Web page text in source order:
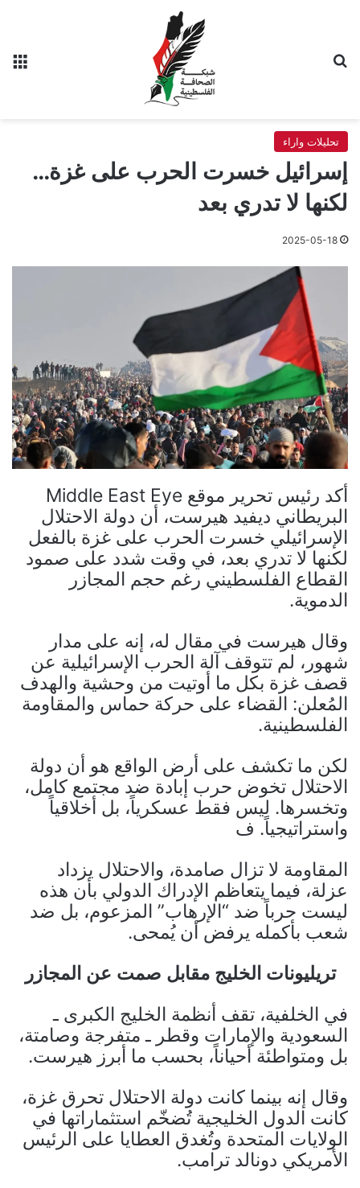
تحليلات واراء
إسرائيل خسرت الحرب على غزة…
لكنها لا تدري بعد
2025-05-18
أكد رئيس تحرير موقع Middle East Eye
البريطاني ديفيد هيرست، أن دولة الاحتلال
الإسرائيلي خسرت الحرب على غزة بالفعل
لكنها لا تدري بعد، في وقت شدد على صمود
القطاع الفلسطيني رغم حجم المجازر
الدموية.
وقال هيرست في مقال له، إنه على مدار
شهور، لم تتوقف آلة الحرب الإسرائيلية عن
قصف غزة بكل ما أوتيت من وحشية والهدف
المُعلن: القضاء على حركة حماس والمقاومة
الفلسطينية.
لكن ما تكشف على أرض الواقع هو أن دولة
الاحتلال تخوض حرب إبادة ضد مجتمع كامل،
وتخسرها. ليس فقط عسكرياً، بل أخلاقياً
واستراتيجياً. ف
المقاومة لا تزال صامدة، والاحتلال يزداد
عزلة، فيما يتعاظم الإدراك الدولي بأن هذه
ليست حرباً ضد “الإرهاب” المزعوم، بل ضد
شعب بأكمله يرفض أن يُمحى.
تريليونات الخليج مقابل صمت عن المجازر
في الخلفية، تقف أنظمة الخليج الكبرى ـ
السعودية والإمارات وقطر ـ متفرجة وصامتة،
بل ومتواطئة أحياناً، بحسب ما أبرز هيرست.
وقال إنه بينما كانت دولة الاحتلال تحرق غزة،
كانت الدول الخليجية تُضخّم استثماراتها في
الولايات المتحدة وتُغدق العطايا على الرئيس
الأمريكي دونالد ترامب.